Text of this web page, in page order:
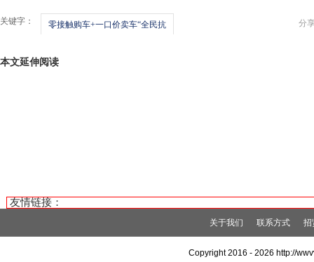
分
关键字： 零接触购车+一口价卖车“全民抗
本文延伸阅读
友情链接：
关于我们 联系方式 招
Copyright 2016 - 2026 http://